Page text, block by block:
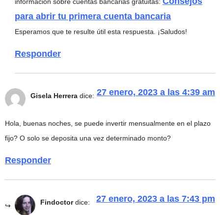
para abrir tu primera cuenta bancaria
Esperamos que te resulte útil esta respuesta. ¡Saludos!
Responder
Gisela Herrera dice: 27 enero, 2023 a las 4:39 am
Hola, buenas noches, se puede invertir mensualmente en el plazo
fijo? O solo se deposita una vez determinado monto?
Responder
Findoctor dice: 27 enero, 2023 a las 7:43 pm